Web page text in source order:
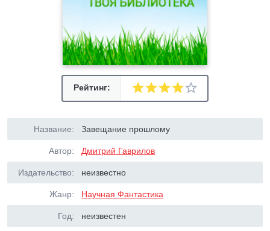
Рейтинг:
Название: Завещание прошлому
Автор: Дмитрий Гаврилов
Издательство: неизвестно
Жанр: Научная Фантастика
Год: неизвестен